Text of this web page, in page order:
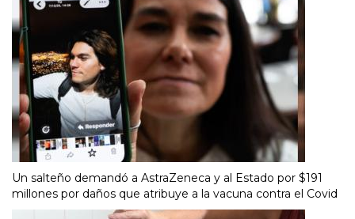
Un salteño demandó a AstraZeneca y al Estado por $191
millones por daños que atribuye a la vacuna contra el Covid